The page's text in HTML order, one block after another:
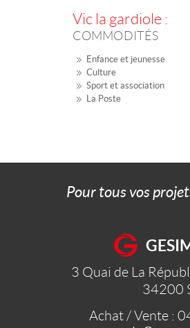
Vic la gardiole :
COMMODITÉS
Enfance et jeunesse
Culture
Sport et association
La Poste
Pour tous vos
3 Quai de La
34200
Achat / Vente :